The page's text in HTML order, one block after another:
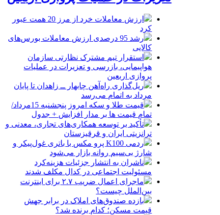
ارزش معاملات خرد از مرز 20 همت عبور
کرد
رشد 95 درصدی ارزش معاملات بورس‌های
کالایی
استقرار تیم مشترک نظارتی سازمان
هواپیمایی، بازرسی و تعزیرات در عملیات
پروازی اربعین
ریل‌گذاری راه‌آهن چابهار ــ زاهدان تا پایان
مرداد به اتمام می‌رسد
قیمت طلا و سکه امروز پنجشنبه 15مرداد/
تمام قیمت ها بر مدار افزایش + جدول
تأکید بر توسعه همکاری‌های تجاری، معدنی و
ترانزیتی ایران و قرقیزستان
ردمی K100 پرو مکس با باتری غول‌پیکر و
شارژ بی‌سیم روانه بازار می‌شود
ناشران به انتشار جزئیات هزینه‌کرد
مسئولیت اجتماعی در کدال مکلف شدند
ماجرای اعمال ضریب ۲.۷ برای اینترنت
بین‌الملل چیست؟
بازده صندوق‌های املاک در برابر جهش
قیمت مسکن؛ کدام برنده شد؟